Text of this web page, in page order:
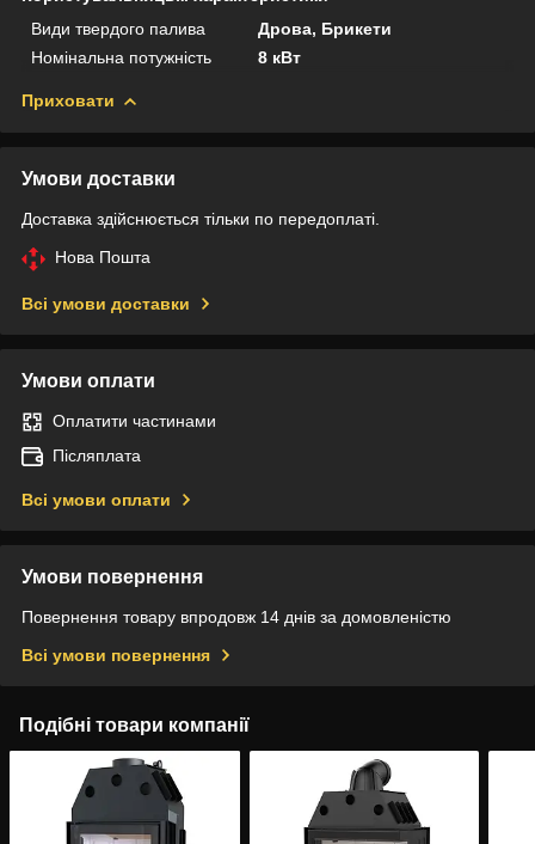
Види твердого палива
Дрова, Брикети
Номінальна потужність
8 кВт
Приховати
Умови доставки
Доставка здійснюється тільки по передоплаті.
Нова Пошта
Всі умови доставки
Умови оплати
Оплатити частинами
Післяплата
Всі умови оплати
Умови повернення
Повернення товару впродовж 14 днів за домовленістю
Всі умови повернення
Подібні товари компанії